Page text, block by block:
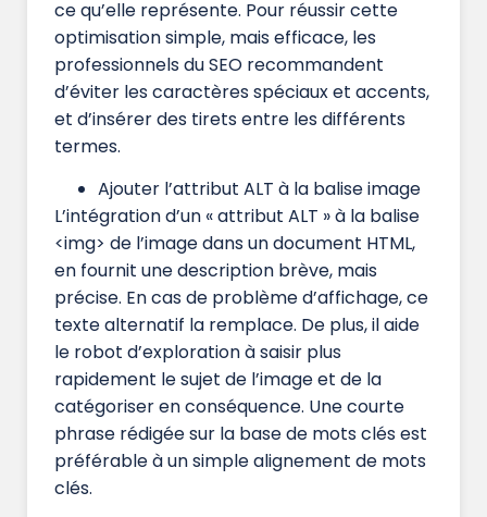
ce qu’elle représente. Pour réussir cette
optimisation simple, mais efficace, les
professionnels du SEO recommandent
d’éviter les caractères spéciaux et accents,
et d’insérer des tirets entre les différents
termes.
Ajouter l’attribut ALT à la balise image
L’intégration d’un « attribut ALT » à la balise
<img> de l’image dans un document HTML,
en fournit une description brève, mais
précise. En cas de problème d’affichage, ce
texte alternatif la remplace. De plus, il aide
le robot d’exploration à saisir plus
rapidement le sujet de l’image et de la
catégoriser en conséquence. Une courte
phrase rédigée sur la base de mots clés est
préférable à un simple alignement de mots
clés.